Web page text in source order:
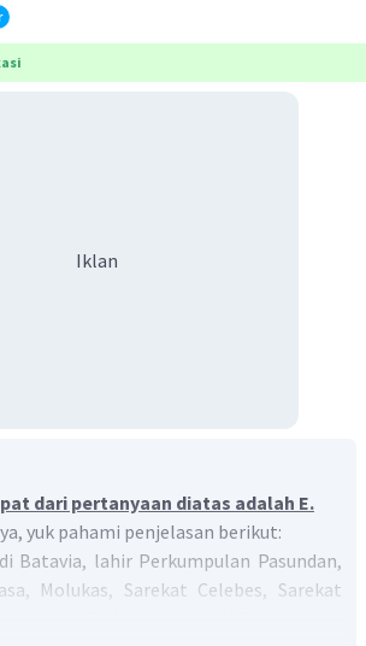
Iklan
dari pertanyaan diatas adalah E.
yuk pahami penjelasan berikut:
Batavia, lahir Perkumpulan Pasundan,
Molukas, Sarekat Celebes, Sarekat